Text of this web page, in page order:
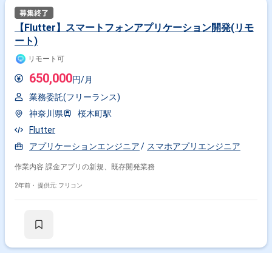
【Flutter】スマートフォンアプリケーション開発(リモ
ート)
リモート可
650,000円/月
業務委託(フリーランス)
神奈川県
桜木町駅
Flutter
アプリケーションエンジニア
スマホアプリエンジニア
作業内容 課金アプリの新規、既存開発業務
2年前・ 提供元: フリコン